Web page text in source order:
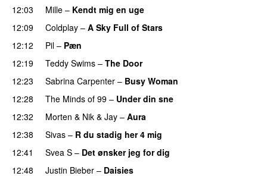
12:03
Mille – Kendt mig en uge
12:09
Coldplay – A Sky Full of Stars
12:12
Pil – Pæn
12:19
Teddy Swims – The Door
12:23
Sabrina Carpenter – Busy Woman
12:28
The Minds of 99 – Under din sne
12:32 Morten & Nik & Jay – Aura
12:38
Sivas – R du stadig her 4 mig
12:41
Svea S – Det ønsker jeg for dig
12:48
Justin Bieber – Daisies